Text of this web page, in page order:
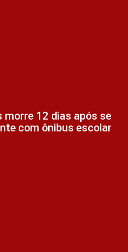
morre 12 dias após se
com ônibus escolar